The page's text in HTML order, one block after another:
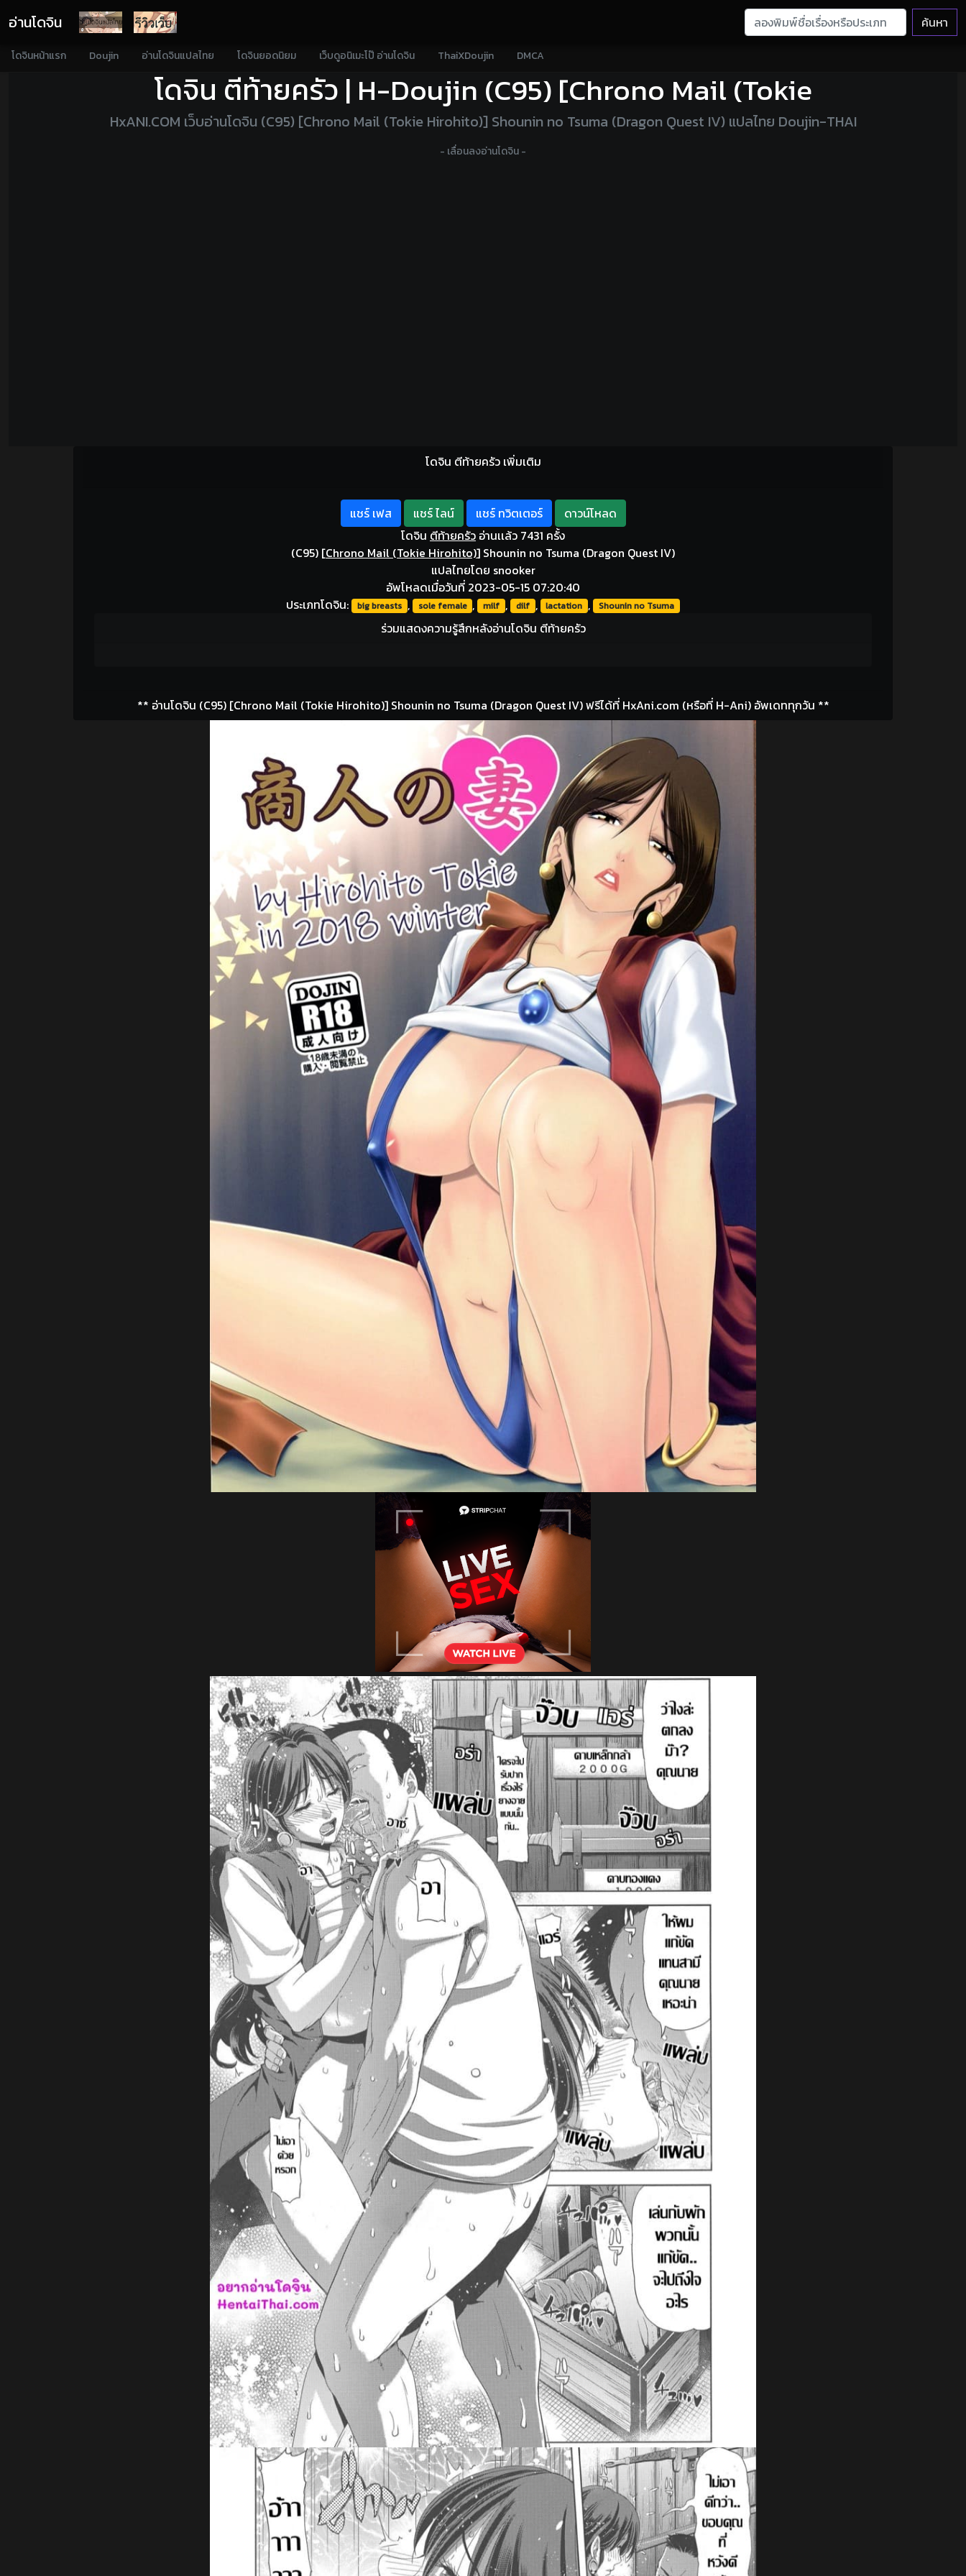
อ่านโดจิน ค้นหา
โดจินหน้าแรก Doujin อ่านโดจินแปลไทย โดจินยอดนิยม เว็บดูอนิเมะโป๊ อ่านโดจิน ThaiXDoujin DMCA
โดจิน ตีท้ายครัว | H-Doujin (C95) [Chrono Mail (Tokie
HxANI.COM เว็บอ่านโดจิน (C95) [Chrono Mail (Tokie Hirohito)] Shounin no Tsuma (Dragon Quest IV) แปลไทย Doujin-THAI
- เลื่อนลงอ่านโดจิน -
โดจิน ตีท้ายครัว เพิ่มเติม
แชร์ เฟส แชร์ ไลน์ แชร์ ทวิตเตอร์
ดาวน์โหลด
โดจิน ตีท้ายครัว อ่านเเล้ว 7431 ครั้ง
(C95) [Chrono Mail (Tokie Hirohito)] Shounin no Tsuma (Dragon Quest IV)
แปลไทยโดย snooker
อัพโหลดเมื่อวันที่ 2023-05-15 07:20:40
ประเภทโดจิน: big breasts , sole female , milf , dilf , lactation , Shounin no Tsuma
ร่วมแสดงความรู้สึกหลังอ่านโดจิน ตีท้ายครัว
** อ่านโดจิน (C95) [Chrono Mail (Tokie Hirohito)] Shounin no Tsuma (Dragon Quest IV) ฟรีได้ที่ HxAni.com (หรือที่ H-Ani) อัพเดททุกวัน **